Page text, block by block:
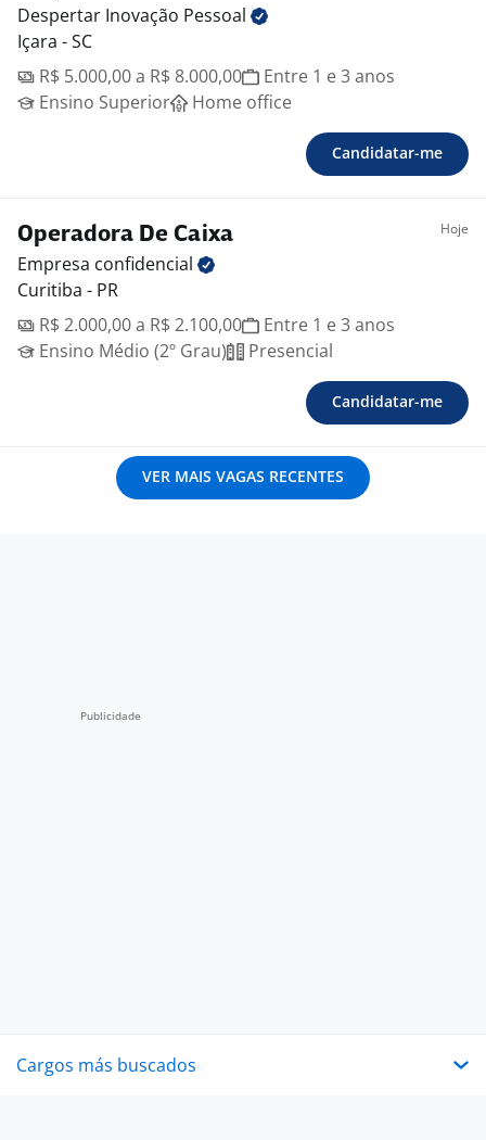
Despertar Inovação Pessoal
Içara - SC
R$ 5.000,00 a R$ 8.000,00
Entre 1 e 3 anos
Ensino Superior
Home office
Candidatar-me
Operadora De Caixa Hoje
Empresa confidencial
Curitiba - PR
R$ 2.000,00 a R$ 2.100,00
Entre 1 e 3 anos
Ensino Médio (2º Grau)
Presencial
Candidatar-me
VER MAIS VAGAS RECENTES
Cargos más buscados